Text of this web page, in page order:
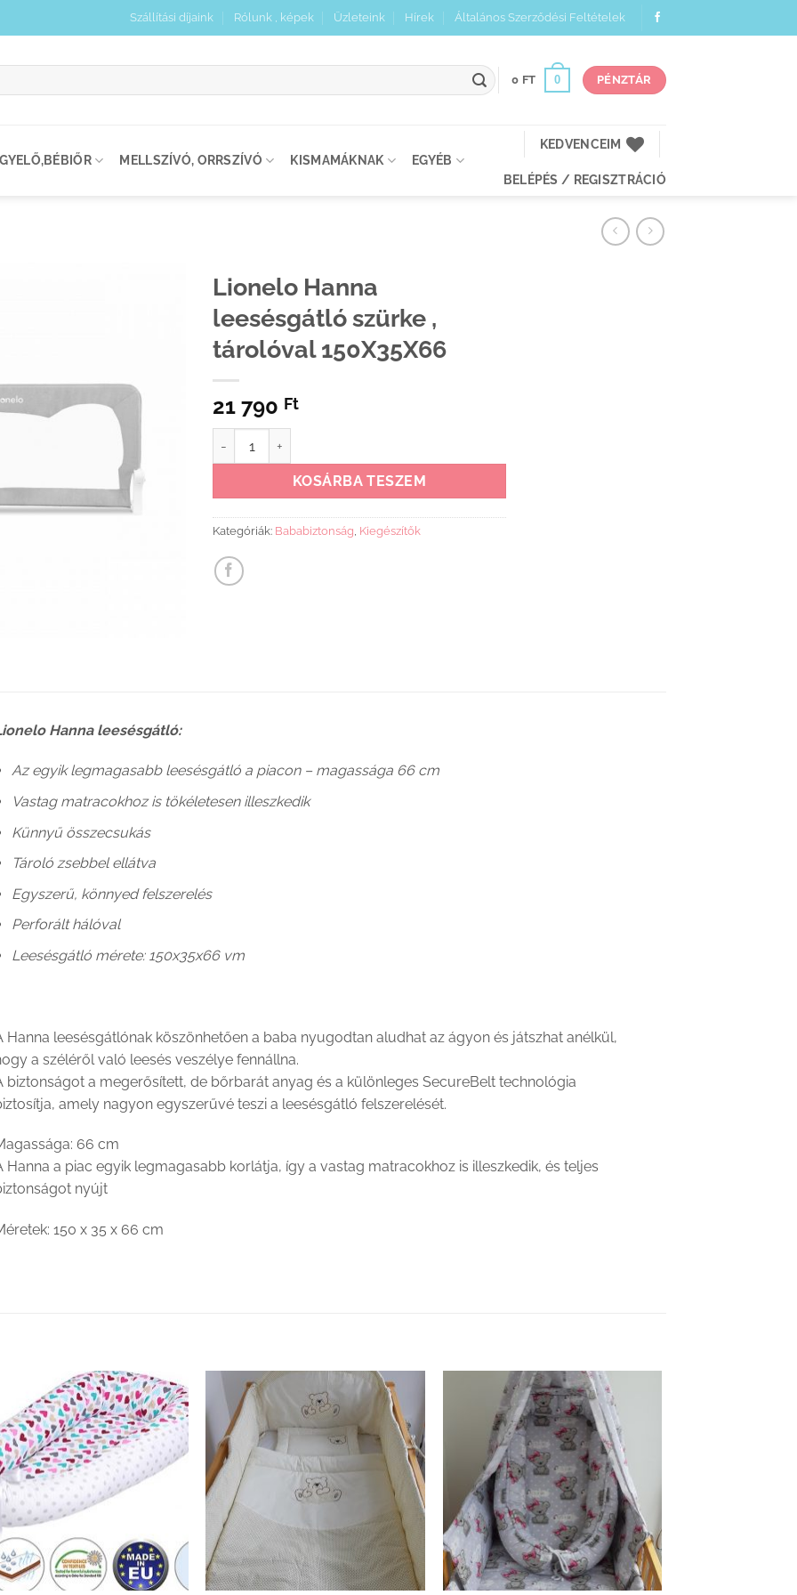
Szállítási díjaink Rólunk , képek Üzleteink Hírek Általános Szerződési Feltételek
0 FT 0 PÉNZTÁR
MELLSZÍVÓ, ORRSZÍVÓ KISMAMÁKNAK EGYÉB
KEDVENCEIM
BELÉPÉS / REGISZTRÁCIÓ
Lionelo Hanna
leesésgátló szürke ,
tárolóval 150X35X66
21 790 Ft
KOSÁRBA TESZEM
Kategóriák: Bababiztonság Kiegészítők
Hanna leesésgátló:
Az egyik legmagasabb leesésgátló a piacon – magassága 66 cm
Vastag matracokhoz is tökéletesen illeszkedik
Künnyű összecsukás
Tároló zsebbel ellátva
Egyszerű, könnyed felszerelés
Perforált hálóval
Leesésgátló mérete: 150x35x66 vm
Hanna leesésgátlónak köszönhetően a baba nyugodtan aludhat az ágyon és játszhat anélkül,
a széléről való leesés veszélye fennállna.
biztonságot a megerősített, de bőrbarát anyag és a különleges SecureBelt technológia
amely nagyon egyszerűvé teszi a leesésgátló felszerelését.
66 cm
Hanna a piac egyik legmagasabb korlátja, így a vastag matracokhoz is illeszkedik, és teljes
nyújt
150 x 35 x 66 cm
Kedvenceimhez
adom
Kedvenceimhez
adom
Kedvenceimhez
adom